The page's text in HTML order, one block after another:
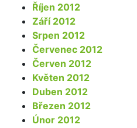
Říjen 2012
Září 2012
Srpen 2012
Červenec 2012
Červen 2012
Květen 2012
Duben 2012
Březen 2012
Únor 2012